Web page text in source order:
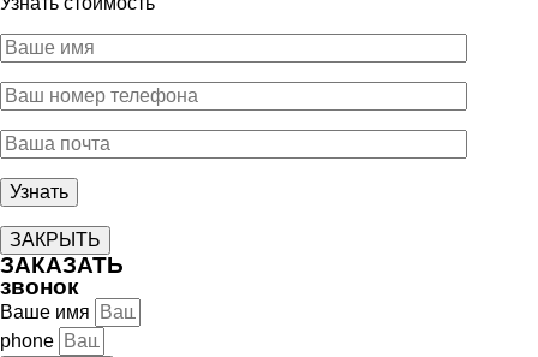
ЗАКРЫТЬ
ЗАКАЗАТЬ
звонок
Ваше имя
phone